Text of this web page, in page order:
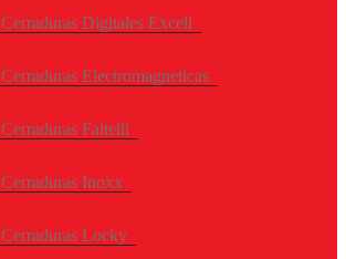
Cerraduras Digitales Excell
Cerraduras Electromagneticas
Cerraduras Faitelli
Cerraduras Inoxx
Cerraduras Locky